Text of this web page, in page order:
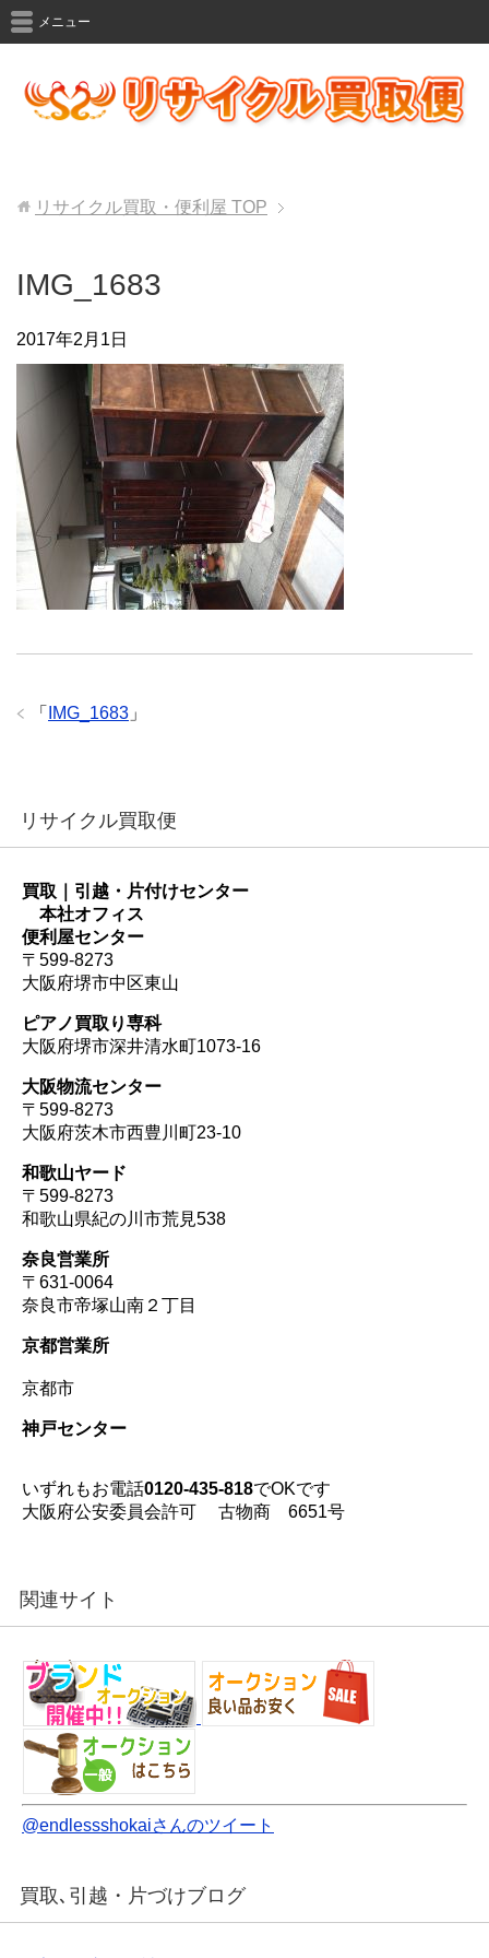
メニュー
リサイクル買取・便利屋 TOP
IMG_1683
2017年2月1日
「 IMG_1683 」
リサイクル買取便
買取｜引越・片付けセンター
本社オフィス
便利屋センター
〒599-8273
大阪府堺市中区東山
ピアノ買取り専科
大阪府堺市深井清水町1073-16
大阪物流センター
〒599-8273
大阪府茨木市西豊川町23-10
和歌山ヤード
〒599-8273
和歌山県紀の川市荒見538
奈良営業所
〒631-0064
奈良市帝塚山南２丁目
京都営業所
京都市
神戸センター
いずれもお電話0120-435-818でOKです
大阪府公安委員会許可 古物商 6651号
関連サイト
@endlessshokaiさんのツイート
買取､引越・片づけブログ